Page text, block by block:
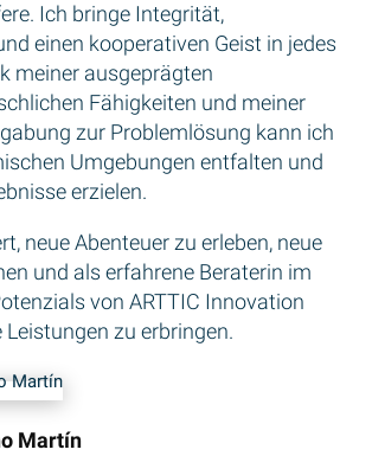
Ich bringe Integrität,
einen kooperativen Geist in jedes
meiner ausgeprägten
Fähigkeiten und meiner
zur Problemlösung kann ich
Umgebungen entfalten und
erzielen.
neue Abenteuer zu erleben, neue
und als erfahrene Beraterin im
von ARTTIC Innovation
zu erbringen.
Martín